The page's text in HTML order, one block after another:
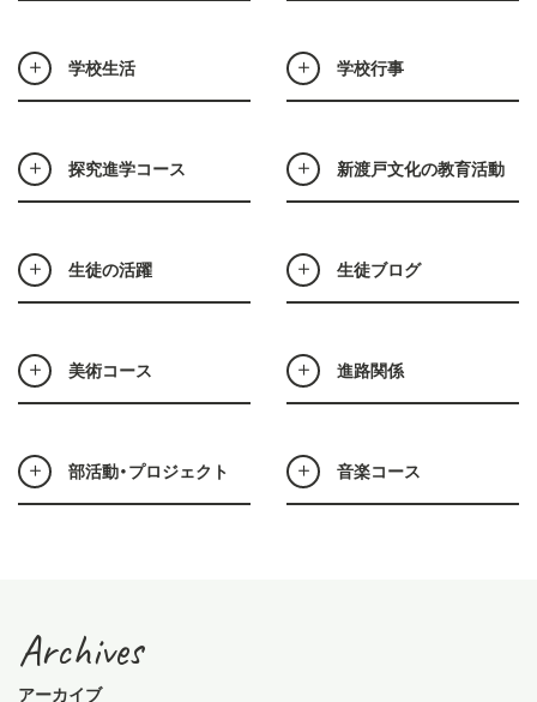
学校生活 学校行事
探究進学コース 新渡戸文化の教育活動
生徒の活躍 生徒ブログ
美術コース 進路関係
部活動・プロジェクト 音楽コース
Archives
アーカイブ